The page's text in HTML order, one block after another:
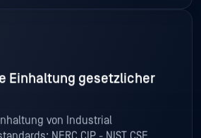
Einhaltung gesetzlicher
von Industrial